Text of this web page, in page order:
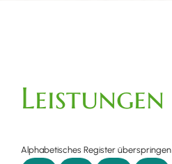
Leistungen
Alphabetisches Register überspringen